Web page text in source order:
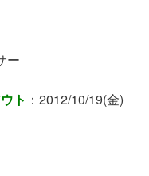
ー
ト ：2012/10/19(金)